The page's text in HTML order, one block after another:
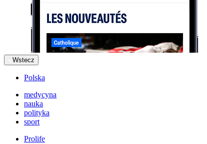
Wstecz
Polska
medycyna
nauka
polityka
sport
Prolife